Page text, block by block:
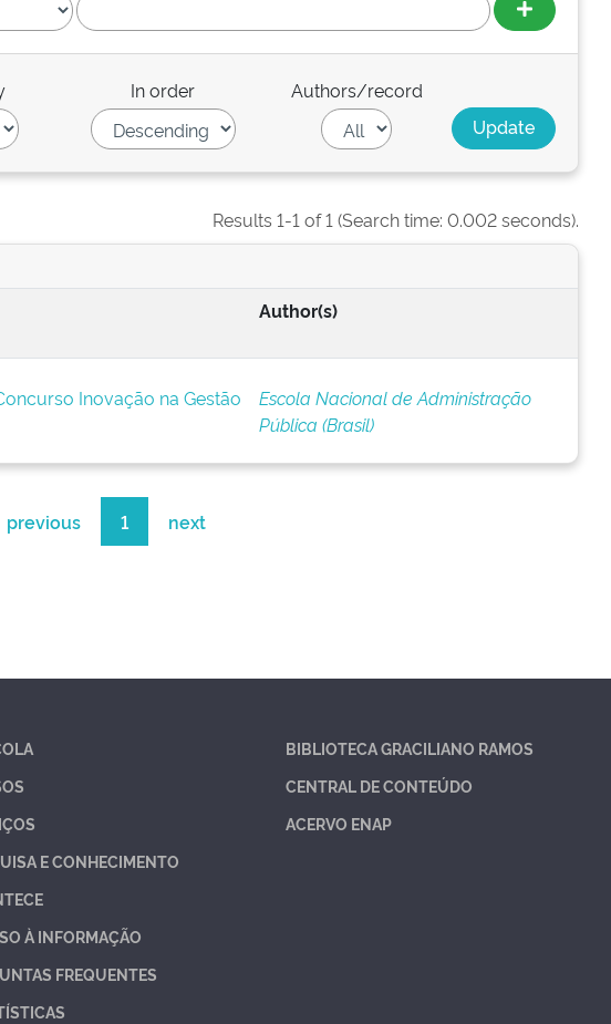
In order Authors/record
Results 1-1 of 1 (Search time: 0.002 seconds).
Author(s)
Inovação na Gestão
Escola Nacional de Administração
Pública (Brasil)
previous 1 next
E CONHECIMENTO
À INFORMAÇÃO
FREQUENTES
BIBLIOTECA GRACILIANO RAMOS
CENTRAL DE CONTEÚDO
ACERVO ENAP